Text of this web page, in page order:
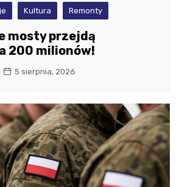
Kultura Remonty
mosty przejdą
200 milionów!
5 sierpnia, 2026